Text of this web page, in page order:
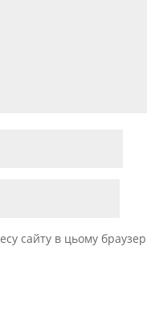
сайту в цьому